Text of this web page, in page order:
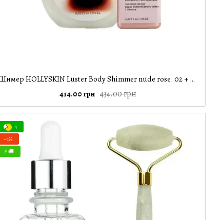
Шимер HOLLYSKIN Luster Body Shimmer nude rose. 02 + Кокосова олія HOLLYSKIN Pure Coconut Oil
434.00 грн
414.00 грн
4
−1%
⚡ 🚚